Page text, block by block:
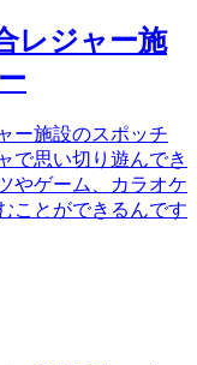
レジャー施
ー施設のスポッチ
で思い切り遊んでき
やゲーム、カラオケ
ことができるんです